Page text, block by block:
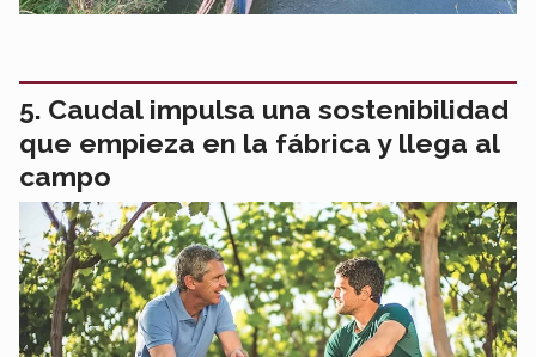
Caudal impulsa una sostenibilidad
que empieza en la fábrica y llega al
campo